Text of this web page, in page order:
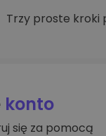
za równowartość
Trzy proste kroki
konto
się za pomocą